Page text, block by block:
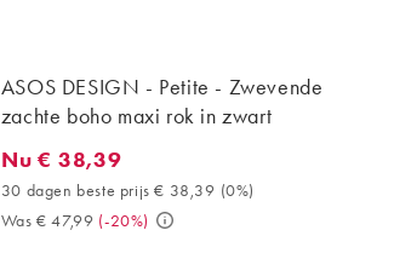
ASOS DESIGN - Petite - Zwevende
zachte boho maxi rok in zwart
Nu € 38,39. 30 dagen beste prijs € 38,39 (0%).
Nu € 38,39
30 dagen beste prijs € 38,39 (0%)
Was € 47,99 (-20%)